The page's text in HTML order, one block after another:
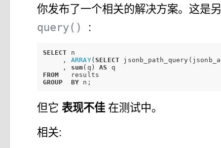
你发布了一个相关的解决方案。这是
query() :
SELECT n
     ,
ARRAY(SELECT
     ,
sum(q) AS
FROM
GROUP
BY
但它 表现不佳在测试中。
相关: